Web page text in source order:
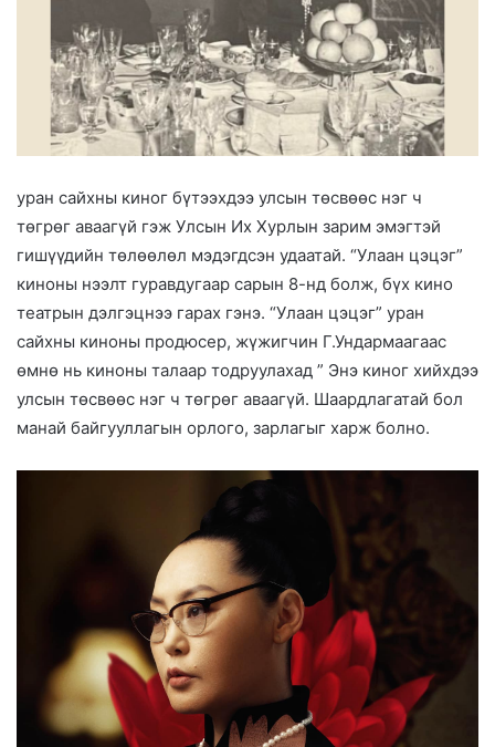
уран сайхны киног бүтээхдээ улсын төсвөөс нэг ч
төгрөг аваагүй гэж Улсын Их Хурлын зарим эмэгтэй
гишүүдийн төлөөлөл мэдэгдсэн удаатай. “Улаан цэцэг”
киноны нээлт гуравдугаар сарын 8-нд болж, бүх кино
театрын дэлгэцнээ гарах гэнэ. “Улаан цэцэг” уран
сайхны киноны продюсер, жүжигчин Г.Ундармаагаас
өмнө нь киноны талаар тодруулахад ” Энэ киног хийхдээ
улсын төсвөөс нэг ч төгрөг аваагүй. Шаардлагатай бол
манай байгууллагын орлого, зарлагыг харж болно.